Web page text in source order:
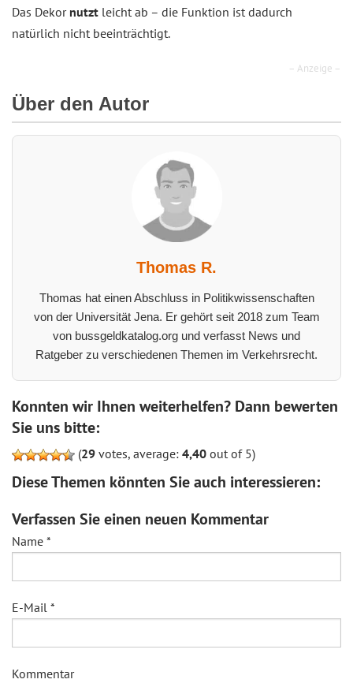
Das Dekor nutzt leicht ab – die Funktion ist dadurch
natürlich nicht beeinträchtigt.
– Anzeige –
Über den Autor
Thomas R.
Thomas hat einen Abschluss in Politikwissenschaften
von der Universität Jena. Er gehört seit 2018 zum Team
von bussgeldkatalog.org und verfasst News und
Ratgeber zu verschiedenen Themen im Verkehrsrecht.
Konnten wir Ihnen weiterhelfen? Dann bewerten
Sie uns bitte:
(29 votes, average: 4,40 out of 5)
Diese Themen könnten Sie auch interessieren:
Verfassen Sie einen neuen Kommentar
Name *
E-Mail *
Kommentar